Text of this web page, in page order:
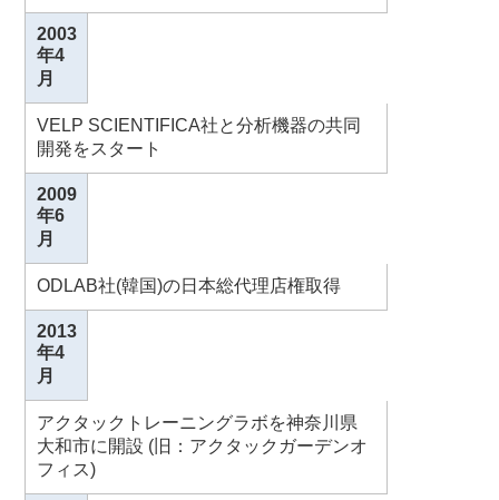
2003
年4
月
VELP SCIENTIFICA社と分析機器の共同
開発をスタート
2009
年6
月
ODLAB社(韓国)の日本総代理店権取得
2013
年4
月
アクタックトレーニングラボを神奈川県
大和市に開設 (旧：アクタックガーデンオ
フィス)